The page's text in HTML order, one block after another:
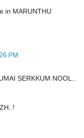
in MARUNTHU
PM
SERKKUM NOOL..